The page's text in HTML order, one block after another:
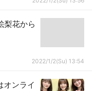
梨花から
2022/1/2(Su) 13:54
オンライ